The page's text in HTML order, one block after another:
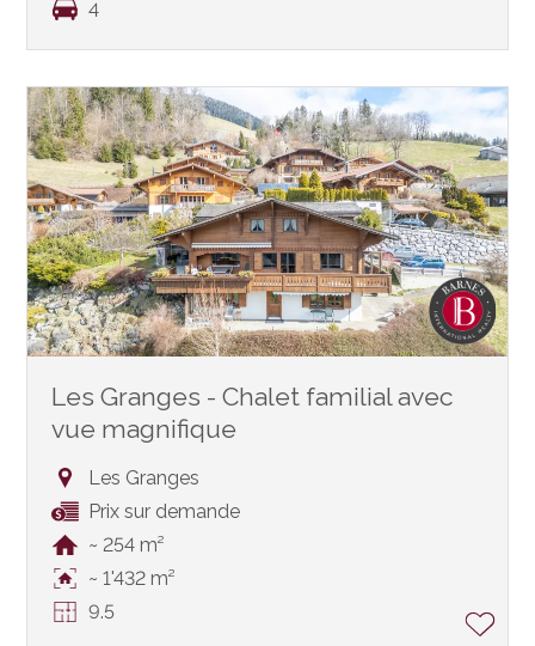
4
Les Granges - Chalet familial avec
vue magnifique
Les Granges
Prix sur demande
~ 254 m²
~ 1'432 m²
9.5